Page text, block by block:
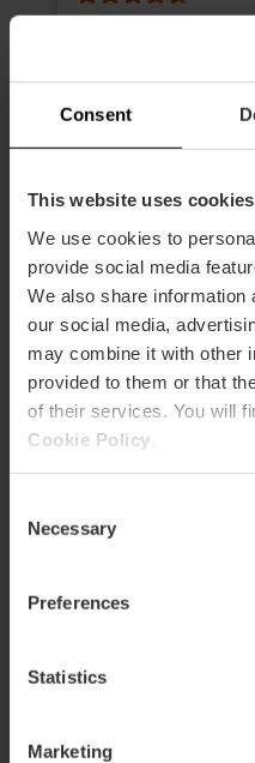
Consent
This website uses cookies
We use cookies to
provide social media
We also share information
our social media,
may combine it with other
provided to them or that
of their services. You will
Cookie Policy
Selection
Necessary
Preferences
Statistics
Marketing
Vervoer
€ 39,00
Beleef de Paella